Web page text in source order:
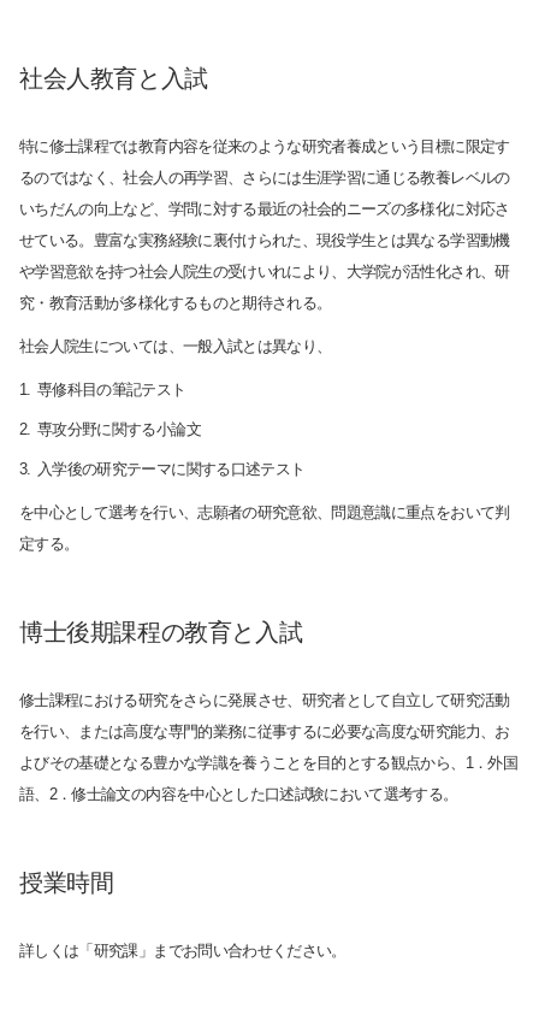
サイト内検索
学部入試情報
各種証明書の発行
各種手続
TKUポータル
奨学金
社会人教育と入試
特に修士課程では教育内容を従来のような研究者養成という目標に限定す
るのではなく、社会人の再学習、さらには生涯学習に通じる教養レベルの
いちだんの向上など、学問に対する最近の社会的ニーズの多様化に対応さ
せている。豊富な実務経験に裏付けられた、現役学生とは異なる学習動機
や学習意欲を持つ社会人院生の受けいれにより、大学院が活性化され、研
究・教育活動が多様化するものと期待される。
社会人院生については、一般入試とは異なり、
専修科目の筆記テスト
専攻分野に関する小論文
入学後の研究テーマに関する口述テスト
を中心として選考を行い、志願者の研究意欲、問題意識に重点をおいて判
定する。
博士後期課程の教育と入試
修士課程における研究をさらに発展させ、研究者として自立して研究活動
を行い、または高度な専門的業務に従事するに必要な高度な研究能力、お
よびその基礎となる豊かな学識を養うことを目的とする観点から、1．外国
語、2．修士論文の内容を中心とした口述試験において選考する。
授業時間
詳しくは「研究課」までお問い合わせください。